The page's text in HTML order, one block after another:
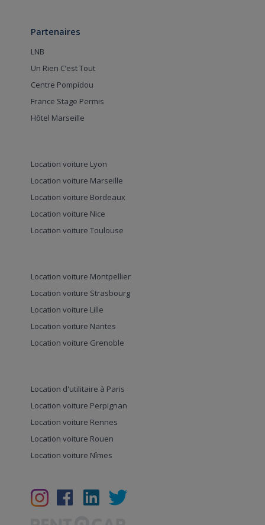
Partenaires
LNB
Un Rien C’est Tout
Centre Pompidou
France Stage Permis
Hôtel Marseille
Location voiture Lyon
Location voiture Marseille
Location voiture Bordeaux
Location voiture Nice
Location voiture Toulouse
Location voiture Montpellier
Location voiture Strasbourg
Location voiture Lille
Location voiture Nantes
Location voiture Grenoble
Location d'utilitaire à Paris
Location voiture Perpignan
Location voiture Rennes
Location voiture Rouen
Location voiture Nîmes